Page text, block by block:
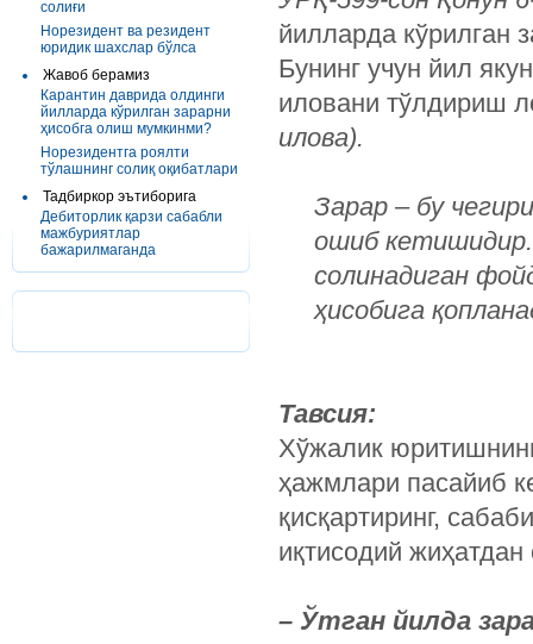
солиғи
Норезидент ва резидент
юридик шахслар бўлса
Жавоб берамиз
Карантин даврида олдинги
йилларда кўрилган зарарни
ҳисобга олиш мумкинми?
Норезидентга роялти
тўлашнинг солиқ оқибатлари
Тадбиркор эътиборига
Дебиторлик қарзи сабабли
мажбуриятлар
бажарилмаганда
йилларда кўрилган
Бунинг учун йил
иловани тўлдириш
илова).
Зарар – бу
ошиб
солинадиган
ҳисобига
Тавсия:
Хўжалик
ҳажмлари пасайиб
қисқартиринг,
иқтисодий
– Ўтган йилда